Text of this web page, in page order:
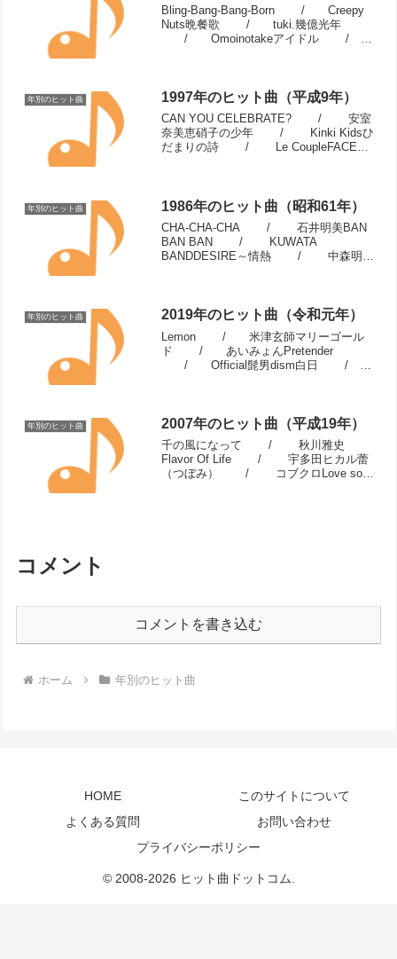
Bling-Bang-Bang-Born / Creepy
Nuts晩餐歌 / tuki.幾億光年
/ Omoinotakeアイドル /
年別のヒット曲 1997年のヒット曲（平成9年）
CAN YOU CELEBRATE? / 安室
奈美恵硝子の少年 / Kinki Kidsひ
だまりの詩 / Le CoupleFACE
年別のヒット曲 1986年のヒット曲（昭和61年）
CHA-CHA-CHA / 石井明美BAN
BAN BAN / KUWATA
BANDDESIRE～情熱 / 中森明菜
年別のヒット曲 2019年のヒット曲（令和元年）
Lemon / 米津玄師マリーゴール
ド / あいみょんPretender
/ Official髭男dism白日 /
年別のヒット曲 2007年のヒット曲（平成19年）
千の風になって / 秋川雅史
Flavor Of Life / 宇多田ヒカル蕾
（つぼみ） / コブクロLove so
コメント
コメントを書き込む
ホーム 年別のヒット曲
HOME
このサイトについて
よくある質問
お問い合わせ
プライバシーポリシー
© 2008-2026 ヒット曲ドットコム.